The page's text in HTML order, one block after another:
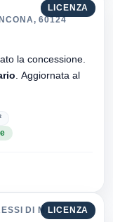
LICENZA
60124
la concessione.
LICENZA
DI MALIBU